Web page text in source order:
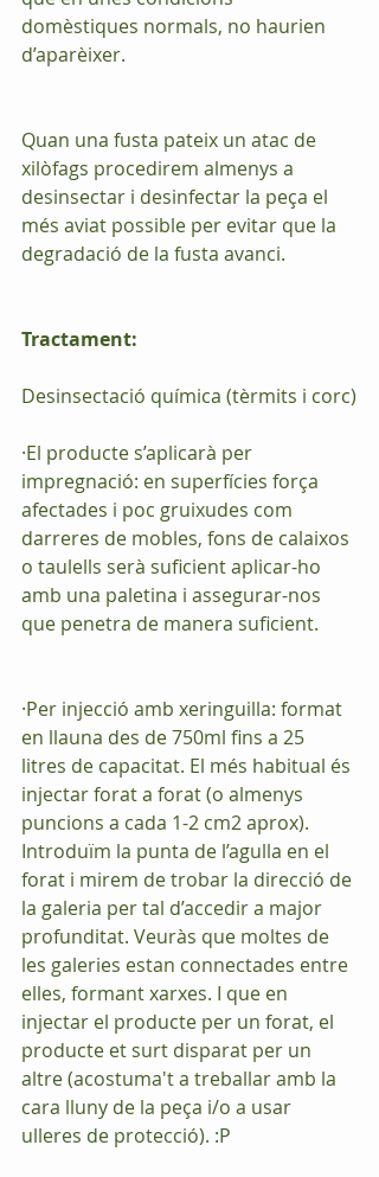
domèstiques normals, no haurien
d’aparèixer.
Quan una fusta pateix un atac de
xilòfags procedirem almenys a
desinsectar i desinfectar la peça el
més aviat possible per evitar que la
degradació de la fusta avanci.
Tractament:
Desinsectació química (tèrmits i corc)
·El producte s’aplicarà per
impregnació: en superfícies força
afectades i poc gruixudes com
darreres de mobles, fons de calaixos
o taulells serà suficient aplicar-ho
amb una paletina i assegurar-nos
que penetra de manera suficient.
·Per injecció amb xeringuilla: format
en llauna des de 750ml fins a 25
litres de capacitat. El més habitual és
injectar forat a forat (o almenys
puncions a cada 1-2 cm2 aprox).
Introduïm la punta de l’agulla en el
forat i mirem de trobar la direcció de
la galeria per tal d’accedir a major
profunditat. Veuràs que moltes de
les galeries estan connectades entre
elles, formant xarxes. I que en
injectar el producte per un forat, el
producte et surt disparat per un
altre (acostuma't a treballar amb la
cara lluny de la peça i/o a usar
ulleres de protecció). :P